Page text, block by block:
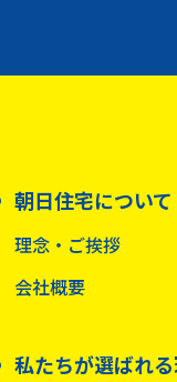
朝日住宅について
理念・ご挨拶
会社概要
私たちが選ばれ